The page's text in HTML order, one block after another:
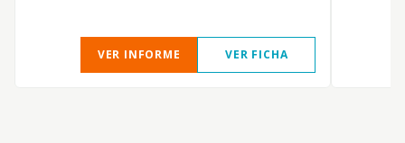
VER INFORME VER FICHA